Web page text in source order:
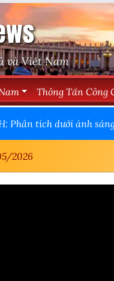
và Việt Nam
Thông Tấn Công
Phân tích dưới ánh
2026